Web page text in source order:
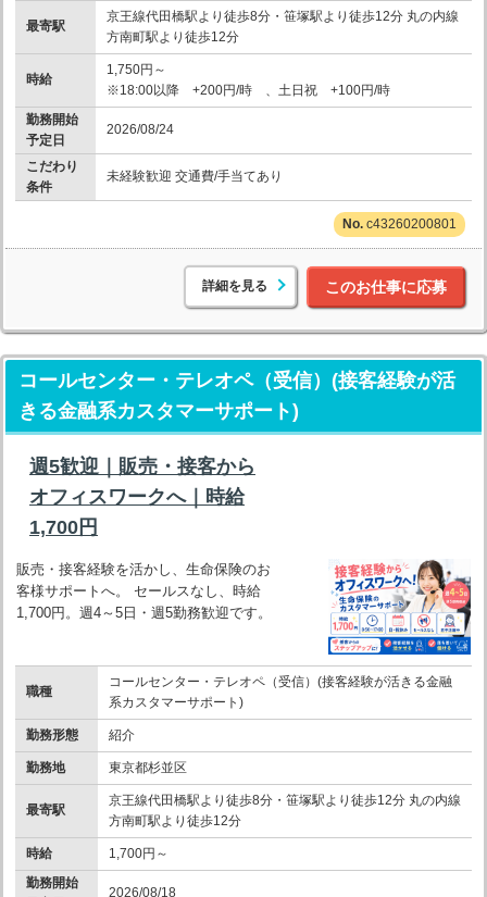
最寄駅
京王線代田橋駅より徒歩8分・笹塚駅より徒歩12分 丸の内線
方南町駅より徒歩12分
時給
1,750円～
※18:00以降 +200円/時 、土日祝 +100円/時
勤務開始
予定日
2026/08/24
こだわり
条件
未経験歓迎 交通費/手当てあり
c43260200801
詳細を見る このお仕事に応募
コールセンター・テレオペ（受信）(接客経験が活
きる金融系カスタマーサポート)
週5歓迎｜販売・接客から
オフィスワークへ｜時給
1,700円
販売・接客経験を活かし、生命保険のお
客様サポートへ。 セールスなし、時給
1,700円。週4～5日・週5勤務歓迎です。
職種
コールセンター・テレオペ（受信）(接客経験が活きる金融
系カスタマーサポート)
勤務形態 紹介
勤務地 東京都杉並区
最寄駅
京王線代田橋駅より徒歩8分・笹塚駅より徒歩12分 丸の内線
方南町駅より徒歩12分
時給
1,700円～
勤務開始
2026/08/18